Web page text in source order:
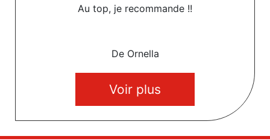
Au top, je recommande !!
De Ornella
Voir plus